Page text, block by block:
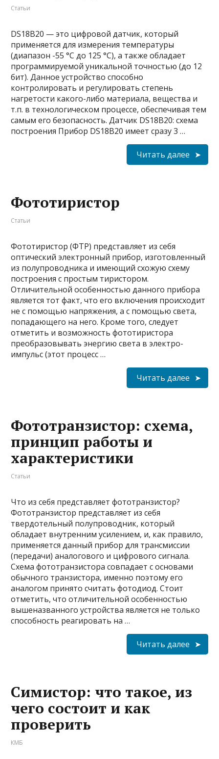
Статьи
DS18B20 — это цифровой датчик, который
применяется для измерения температуры
(диапазон -55 °C до 125 °C), а также обладает
программируемой уникальной точностью (до 12
бит). Данное устройство способно
контролировать и регулировать степень
нагретости какого-либо материала, вещества и
т.п. в технологическом процессе, обеспечивая тем
самым его безопасность. Датчик DS18B20: схема
построения Прибор DS18B20 имеет сразу 3 …
Читать далее
Фототиристор
Статьи
Фототиристор (ФТР) представляет из себя
оптический электронный прибор, изготовленный
из полупроводника и имеющий схожую схему
построения с простым тиристором.
Отличительной особенностью данного прибора
является тот факт, что его включения происходит
не с помощью напряжения, а с помощью света,
попадающего на него. Кроме того, следует
отметить и возможность фототиристора
преобразовывать энергию света в электро-
импульс (этот процесс …
Читать далее
Фототранзистор: схема,
принцип работы и
характеристики
Статьи
Что из себя представляет фототранзистор?
Фототранзистор представляет из себя
твердотельный полупроводник, который
обладает внутренним усилением, и, как правило,
применяется данный прибор для трансмиссии
(передачи) аналогового и цифрового сигнала.
Схема фототранзистора совпадает с основами
обычного транзистора, именно поэтому его
аналогом принято считать фотодиод. Стоит
отметить, что отличительной особенностью
вышеназванного устройства является не только
способность реагировать на …
Читать далее
Симистор: что такое, из
чего состоит и как
проверить
КМБ